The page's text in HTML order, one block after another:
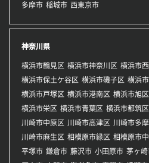
多摩市 稲城市 西東京市
神奈川県
横浜市鶴見区 横浜市神奈川区 横浜市
横浜市保土ケ谷区 横浜市磯子区 横浜
横浜市戸塚区 横浜市港南区 横浜市旭区
横浜市栄区 横浜市青葉区 横浜市都筑区
川崎市中原区 川崎市高津区 川崎市多
川崎市麻生区 相模原市緑区 相模原市
平塚市 鎌倉市 藤沢市 小田原市 茅ヶ崎